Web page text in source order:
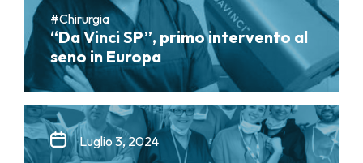
#Chirurgia
“Da Vinci SP”, primo intervento al
seno in Europa
Luglio 3, 2024